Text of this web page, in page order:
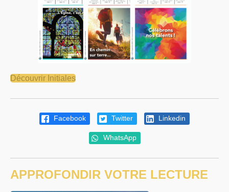
Découvrir Initiales
Facebook Twitter Linkedin
WhatsApp
APPROFONDIR VOTRE LECTURE